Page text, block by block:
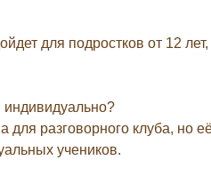
для подростков от 12
для разговорного клуба, но
учеников.